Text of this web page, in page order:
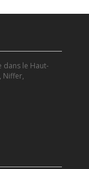
dans le Haut-
Niffer,